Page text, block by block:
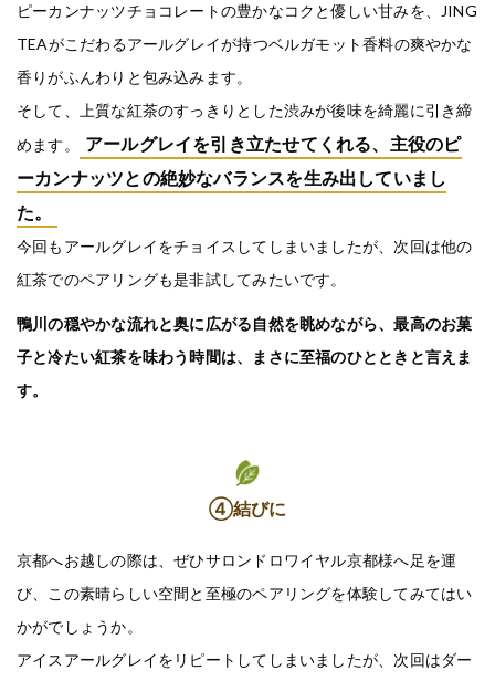
ピーカンナッツチョコレートの豊かなコクと優しい甘みを、JING
TEAがこだわるアールグレイが持つベルガモット香料の爽やかな
香りがふんわりと包み込みます。
そして、上質な紅茶のすっきりとした渋みが後味を綺麗に引き締
めます。
アールグレイを引き立たせてくれる、主役のピ
ーカンナッツとの絶妙なバランスを生み出していまし
た。
今回もアールグレイをチョイスしてしまいましたが、次回は他の
紅茶でのペアリングも是非試してみたいです。
鴨川の穏やかな流れと奥に広がる自然を眺めながら、最高のお菓
子と冷たい紅茶を味わう時間は、まさに至福のひとときと言えま
す。
④結びに
京都へお越しの際は、ぜひサロンドロワイヤル京都様へ足を運
び、この素晴らしい空間と至極のペアリングを体験してみてはい
かがでしょうか。
アイスアールグレイをリピートしてしまいましたが、次回はダー